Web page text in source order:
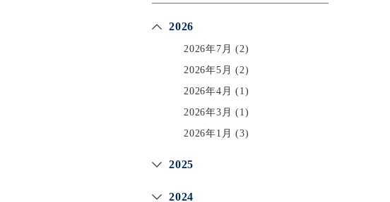
2026
2026年7月 (2)
2026年5月 (2)
2026年4月 (1)
2026年3月 (1)
2026年1月 (3)
2025
2024